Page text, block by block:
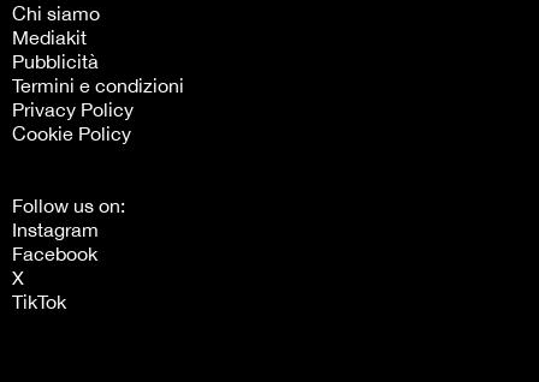
Chi siamo
Mediakit
Pubblicità
Termini e condizioni
Privacy Policy
Cookie Policy
Follow us on:
Instagram
Facebook
X
TikTok